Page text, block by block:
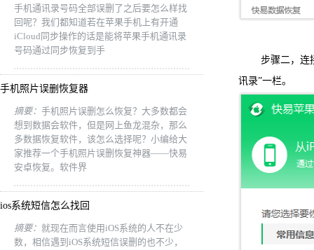
手机通讯录号码全部误删了之后要怎么样找
回呢？我们都知道若在苹果手机上有开通
iCloud同步操作的话是能将苹果手机通讯录
号码通过同步恢复到手
手机照片误删恢复器
摘要： 手机照片误删怎么恢复？大多数都会
想到数据会软件，但是网上鱼龙混杂，那么
多数据恢复软件，该怎么选择呢？小编给大
家推荐一个手机照片误删恢复神器——快易
安卓恢复。软件界
ios系统短信怎么找回
摘要： 就现在而言使用iOS系统的人不在少
数，相信遇到iOS系统短信误删的也不少，
步骤二，连
讯录”一栏。